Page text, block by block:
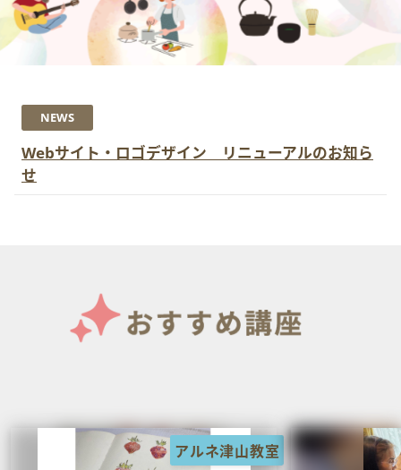
NEWS
Webサイト・ロゴデザイン リニューアルのお知ら
せ
アルネ津山教室